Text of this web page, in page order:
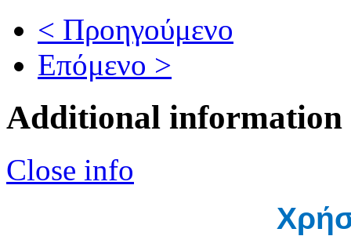
< Προηγούμενο
Επόμενο >
Additional information
Close info